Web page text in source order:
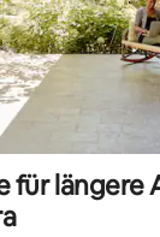
für längere